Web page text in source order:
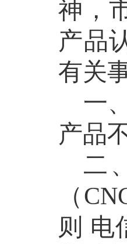
神，
产品
有关
一
产品
二、
（
则 电